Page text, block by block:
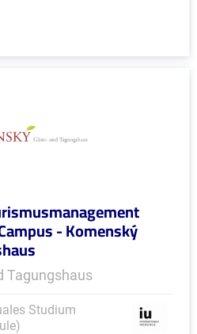
- Komenský
Tagungshaus
Studium